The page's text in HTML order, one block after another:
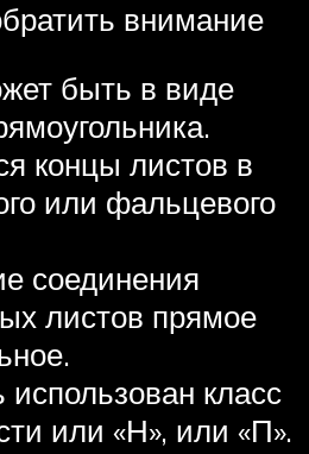
внимание
быть в виде
концы листов в
или фальцевого
соединения
листов прямое
класс
или «Н», или «П».